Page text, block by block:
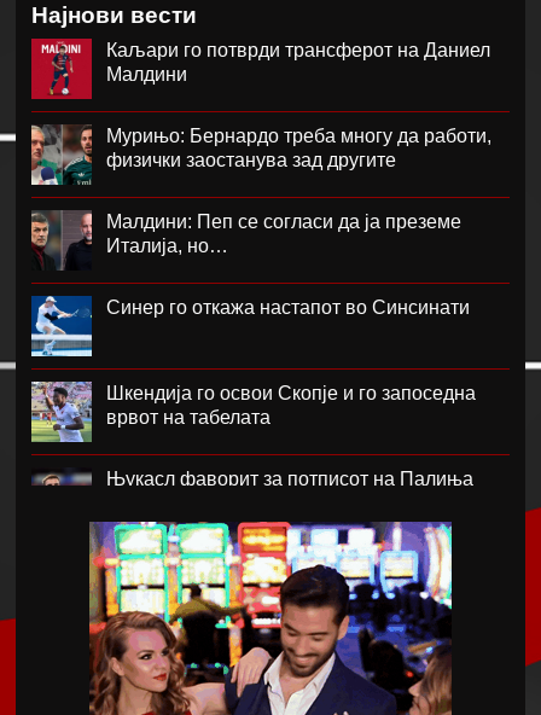
Најнови вести
Каљари го потврди трансферот на Даниел
Малдини
Мурињо: Бернардо треба многу да работи,
физички заостанува зад другите
Малдини: Пеп се согласи да ја преземе
Италија, но…
Синер го откажа настапот во Синсинати
Шкендија го освои Скопје и го запоседна
врвот на табелата
Њукасл фаворит за потписот на Палиња
Атланта Јунајтед фаворит за потписот на
Мората
Ник Вајлер-Баб потпиша за Црвена Звезда